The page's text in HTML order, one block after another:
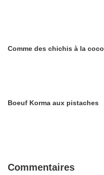
Comme des chichis à la coco
Boeuf Korma aux pistaches
Commentaires